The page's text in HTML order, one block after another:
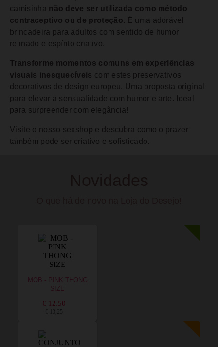
camisinha não deve ser utilizada como método
contraceptivo ou de proteção. É uma adorável
brincadeira para adultos com sentido de humor
refinado e espírito criativo.
Transforme momentos comuns em experiências
visuais inesquecíveis com estes preservativos
decorativos de design europeu. Uma proposta original
para elevar a sensualidade com humor e arte. Ideal
para surpreender com elegância!
Visite o nosso sexshop e descubra como o prazer
também pode ser criativo e sofisticado.
MOB - PINK THONG
SIZE
€ 12,50
€ 13,25